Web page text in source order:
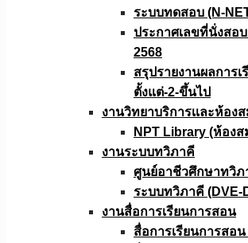
ระบบทดสอบ (N-
ประกาศเลขที่นั่งสอ
2568
สรุปรายงานผลการ
ตั้งแต่-2-ขึ้นไป
งานวิทยาบริการเเละห้อง
NPT Library (ห้อง
งานระบบทวิภาคี
ศูนย์อาชีวศึกษาทวิภ
ระบบทวิภาคี (DVE-
งานสื่อการเรียนการสอน
สื่อการเรียนการสอน